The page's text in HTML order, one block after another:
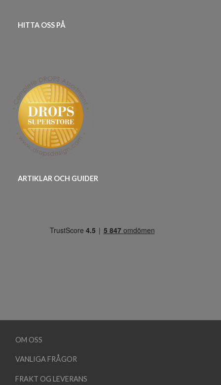
HITTA OSS PÅ
ARTIKLAR OCH GUIDER
OM OSS
VANLIGA FRÅGOR
FRAKT OG LEVERANS